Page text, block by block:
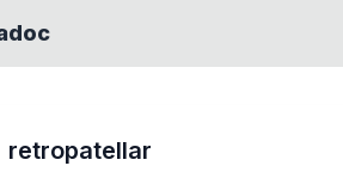
retropatellar